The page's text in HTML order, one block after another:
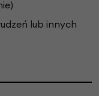
lub innych